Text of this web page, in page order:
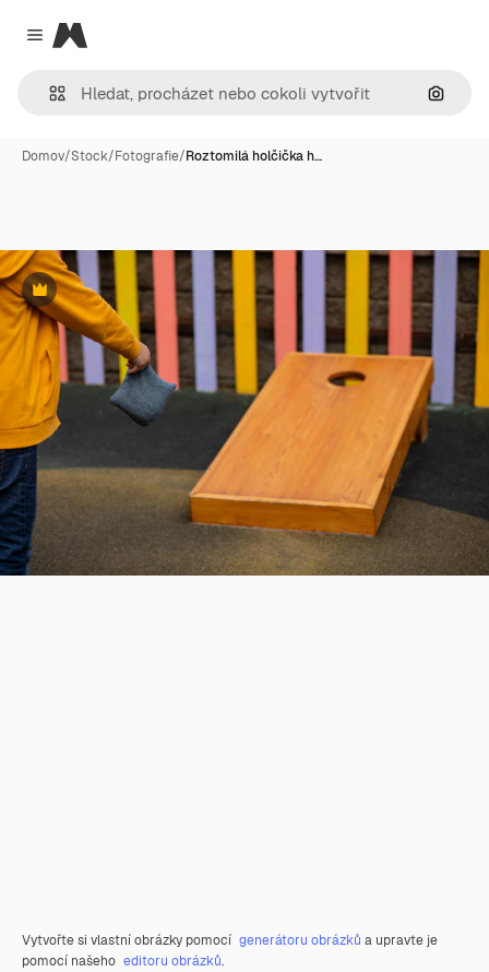
Close menu
Magnific
Hledat
Domov/Stock/Fotografie/Roztomilá holčička h…
Premium
Vytvořte si vlastní obrázky pomocí generátoru obrázků a upravte je
pomocí našeho editoru obrázků.